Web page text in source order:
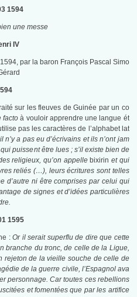
1594
une messe
IV
par la baron François Pascal Simo
sur les fleuves de Guinée par un co
facto à vouloir apprendre une langue ét
pas les caractères de l’alphabet lat
a pas eu d’écrivains et ils n’ont jam
puissent être lues ; s’il existe bien de
religieux, qu’on appelle bixirinet qui
reliés (…), leurs écritures sont telles
d’autre ni être comprises par celui qui
de signes et d’idées particulières
1595
:Or il serait superflu de dire que cette
branche du tronc, de celle de la Ligue,
rejeton de la vieille souche de celle de
de la guerre civile, l’Espagnol ava
personnage. Car toutes ces rebellions
et fomentées que par les artifice